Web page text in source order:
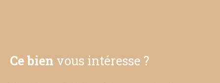
Ce bien vous intéresse ?